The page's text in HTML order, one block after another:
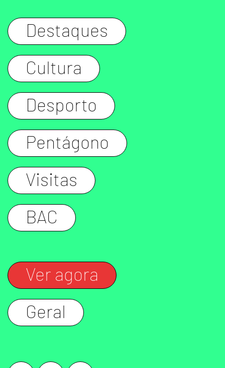
Destaques
Cultura
Desporto
Pentágono
Visitas
BAC
Ver agora
Geral